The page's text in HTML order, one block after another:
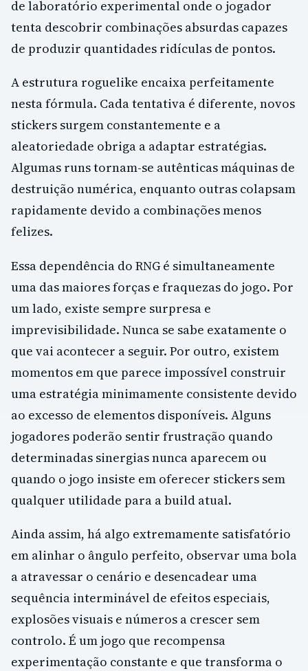
de laboratório experimental onde o jogador
tenta descobrir combinações absurdas capazes
de produzir quantidades ridículas de pontos.
A estrutura roguelike encaixa perfeitamente
nesta fórmula. Cada tentativa é diferente, novos
stickers surgem constantemente e a
aleatoriedade obriga a adaptar estratégias.
Algumas runs tornam-se autênticas máquinas de
destruição numérica, enquanto outras colapsam
rapidamente devido a combinações menos
felizes.
Essa dependência do RNG é simultaneamente
uma das maiores forças e fraquezas do jogo. Por
um lado, existe sempre surpresa e
imprevisibilidade. Nunca se sabe exatamente o
que vai acontecer a seguir. Por outro, existem
momentos em que parece impossível construir
uma estratégia minimamente consistente devido
ao excesso de elementos disponíveis. Alguns
jogadores poderão sentir frustração quando
determinadas sinergias nunca aparecem ou
quando o jogo insiste em oferecer stickers sem
qualquer utilidade para a build atual.
Ainda assim, há algo extremamente satisfatório
em alinhar o ângulo perfeito, observar uma bola
a atravessar o cenário e desencadear uma
sequência interminável de efeitos especiais,
explosões visuais e números a crescer sem
controlo. É um jogo que recompensa
experimentação constante e que transforma o